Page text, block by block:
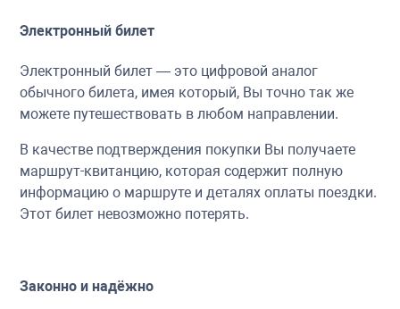
Электронный билет
Электронный билет — это цифровой аналог
обычного билета, имея который, Вы точно так же
можете путешествовать в любом направлении.
В качестве подтверждения покупки Вы получаете
маршрут-квитанцию, которая содержит полную
информацию о маршруте и деталях оплаты поездки.
Этот билет невозможно потерять.
Законно и надёжно